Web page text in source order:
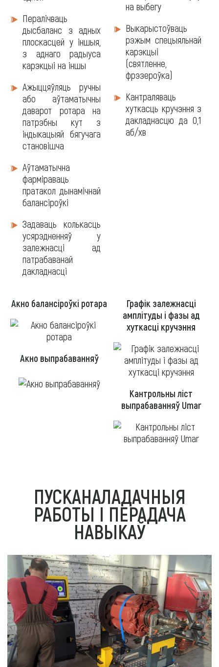
Пералічваць
дысбаланс з адных
плоскасцей у іншыя,
з аднаго радыуса
карэкцыі на іншы
Ажыццяўляць ручны
або аўтаматычны
даварот ротара на
патрэбны кут з
індыкацыяй бягучага
становішча
Аўтаматычна
фарміраваць
пратакол дынамічнай
балансіроўкі
Задаваць колькасць
усярэдненняў у
залежнасці ад
патрабаванай
дакладнасці
на выбегу
Выкарыстоўваць
рэжым спецыяльнай
карэкцыі
(святленне,
фрэзероўка)
Кантраляваць
хуткасць кручэння з
дакладнасцю да 0,1
аб/хв
Акно балансіроўкі ротара
Акно выпрабаванняў
Графік залежнасці
амплітуды і фазы ад
хуткасці кручэння
Кантрольны ліст
выпрабаванняў Umar
ПУСКАНАЛАДАЧНЫЯ
РАБОТЫ І ПЕРАДАЧА
НАВЫКАЎ